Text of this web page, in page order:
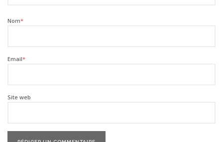
Nom*
Email*
Site web